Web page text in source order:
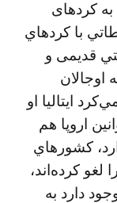
به كردهای
با كردهاي
قديمی و
اوجالان
ايتاليا او
اروپا هم
كشورهاي
لغو كرده‌اند،
دارد به